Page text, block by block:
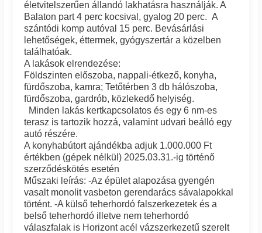
életvitelszerűen állandó lakhatásra használják. A
Balaton part 4 perc kocsival, gyalog 20 perc. A
szántódi komp autóval 15 perc. Bevásárlási
lehetőségek, éttermek, gyógyszertár a közelben
találhatóak.
A lakások elrendezése:
Földszinten előszoba, nappali-étkező, konyha,
fürdőszoba, kamra; Tetőtérben 3 db hálószoba,
fürdőszoba, gardrób, közlekedő helyiség.
Minden lakás kertkapcsolatos és egy 6 nm-es
terasz is tartozik hozzá, valamint udvari beálló egy
autó részére.
A konyhabútort ajándékba adjuk 1.000.000 Ft
értékben (gépek nélkül) 2025.03.31.-ig történő
szerződéskötés esetén
Műszaki leírás: -Az épület alapozása gyengén
vasalt monolit vasbeton gerendarács sávalapokkal
történt. -A külső teherhordó falszerkezetek és a
belső teherhordó illetve nem teherhordó
válaszfalak is Horizont acél vázszerkezetű szerelt